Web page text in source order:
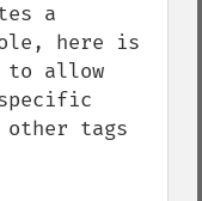
a
here is
to allow
tags